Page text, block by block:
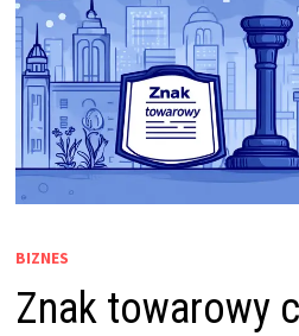
BIZNES
Znak towarowy